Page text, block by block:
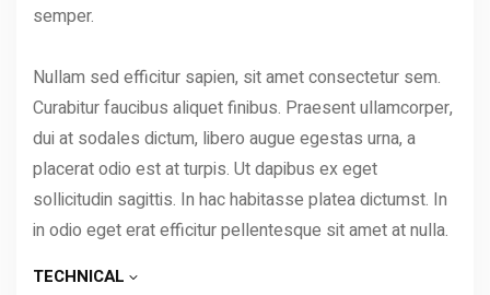
semper.
Nullam sed efficitur sapien, sit amet consectetur sem.
Curabitur faucibus aliquet finibus. Praesent ullamcorper,
dui at sodales dictum, libero augue egestas urna, a
placerat odio est at turpis. Ut dapibus ex eget
sollicitudin sagittis. In hac habitasse platea dictumst. In
in odio eget erat efficitur pellentesque sit amet at nulla.
TECHNICAL